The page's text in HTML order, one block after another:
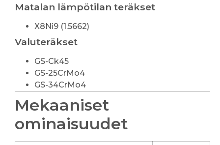
Matalan lämpötilan teräkset
X8Ni9 (1.5662)
Valuteräkset
GS-Ck45
GS-25CrMo4
GS-34CrMo4
Mekaaniset
ominaisuudet